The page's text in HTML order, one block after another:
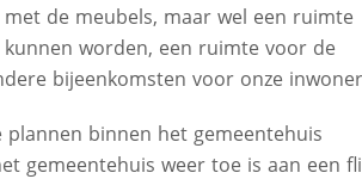
de meubels, maar wel een ruimte
worden, een ruimte voor de
bijeenkomsten voor onze
binnen het gemeentehuis
gemeentehuis weer toe is aan een